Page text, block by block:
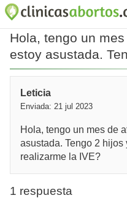
Hola, tengo un
estoy asustada.
Leticia
Enviada: 21 jul 2023
Hola, tengo un mes de
asustada. Tengo 2
realizarme la IVE?
1 respuesta